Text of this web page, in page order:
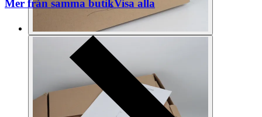
Mer från samma butikVisa alla